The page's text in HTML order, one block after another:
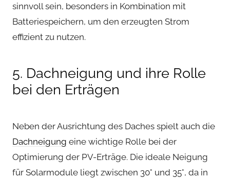
sinnvoll sein, besonders in Kombination mit
Batteriespeichern, um den erzeugten Strom
effizient zu nutzen.
5. Dachneigung und ihre Rolle
bei den Erträgen
Neben der Ausrichtung des Daches spielt auch die
Dachneigung eine wichtige Rolle bei der
Optimierung der PV-Erträge. Die ideale Neigung
für Solarmodule liegt zwischen 30° und 35°, da in